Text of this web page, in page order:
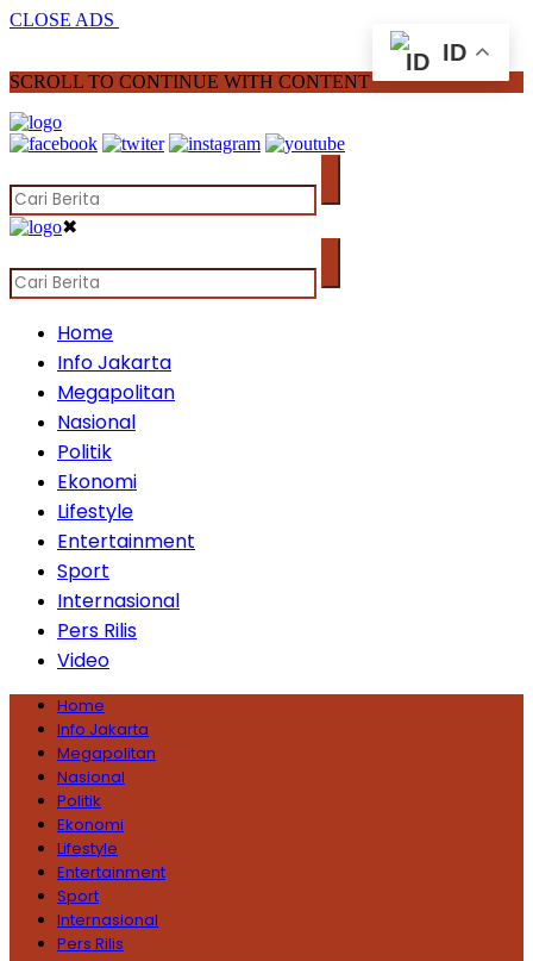
CLOSE ADS
SCROLL TO CONTINUE WITH CONTENT
✖
Home
Info Jakarta
Megapolitan
Nasional
Politik
Ekonomi
Lifestyle
Entertainment
Sport
Internasional
Pers Rilis
Video
Home
Info Jakarta
Megapolitan
Nasional
Politik
Ekonomi
Lifestyle
Entertainment
Sport
Internasional
Pers Rilis
ID